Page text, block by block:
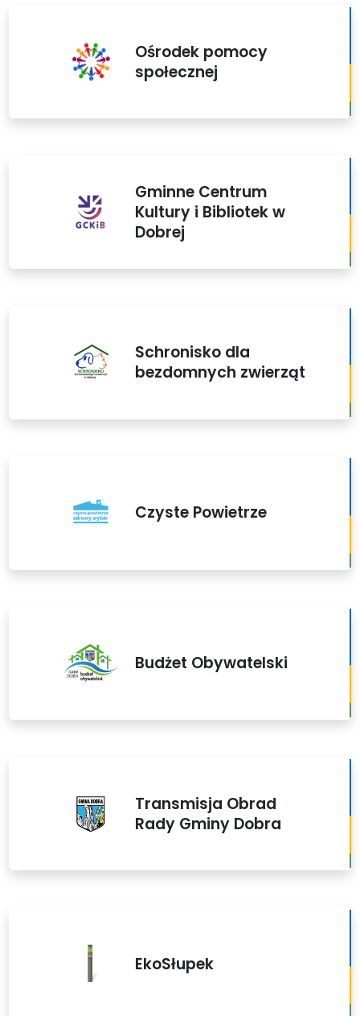
Ośrodek pomocy
społecznej
Gminne Centrum
Kultury i Bibliotek w
Dobrej
Schronisko dla
bezdomnych zwierząt
Czyste Powietrze
Budżet Obywatelski
Transmisja Obrad
Rady Gminy Dobra
EkoSłupek